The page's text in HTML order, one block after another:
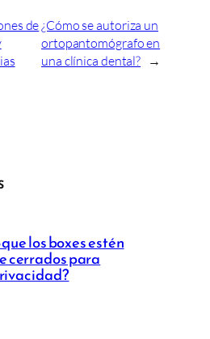
de¿Cómo se autoriza un
ortopantomógrafo en
una clínica dental? →
los boxes estén
cerrados para